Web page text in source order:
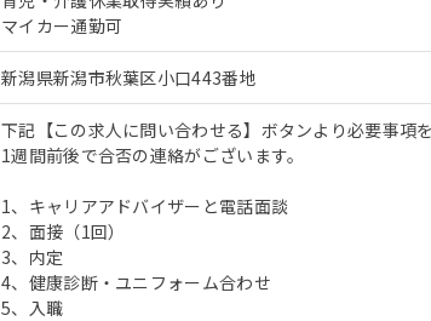
マイカー通勤可
新潟県新潟市秋葉区小口443番地
下記【この求人に問い合わせる】ボタンより必要事項
1週間前後で合否の連絡がございます。
1、キャリアアドバイザーと電話面談
2、面接（1回）
3、内定
4、健康診断・ユニフォーム合わせ
5、入職